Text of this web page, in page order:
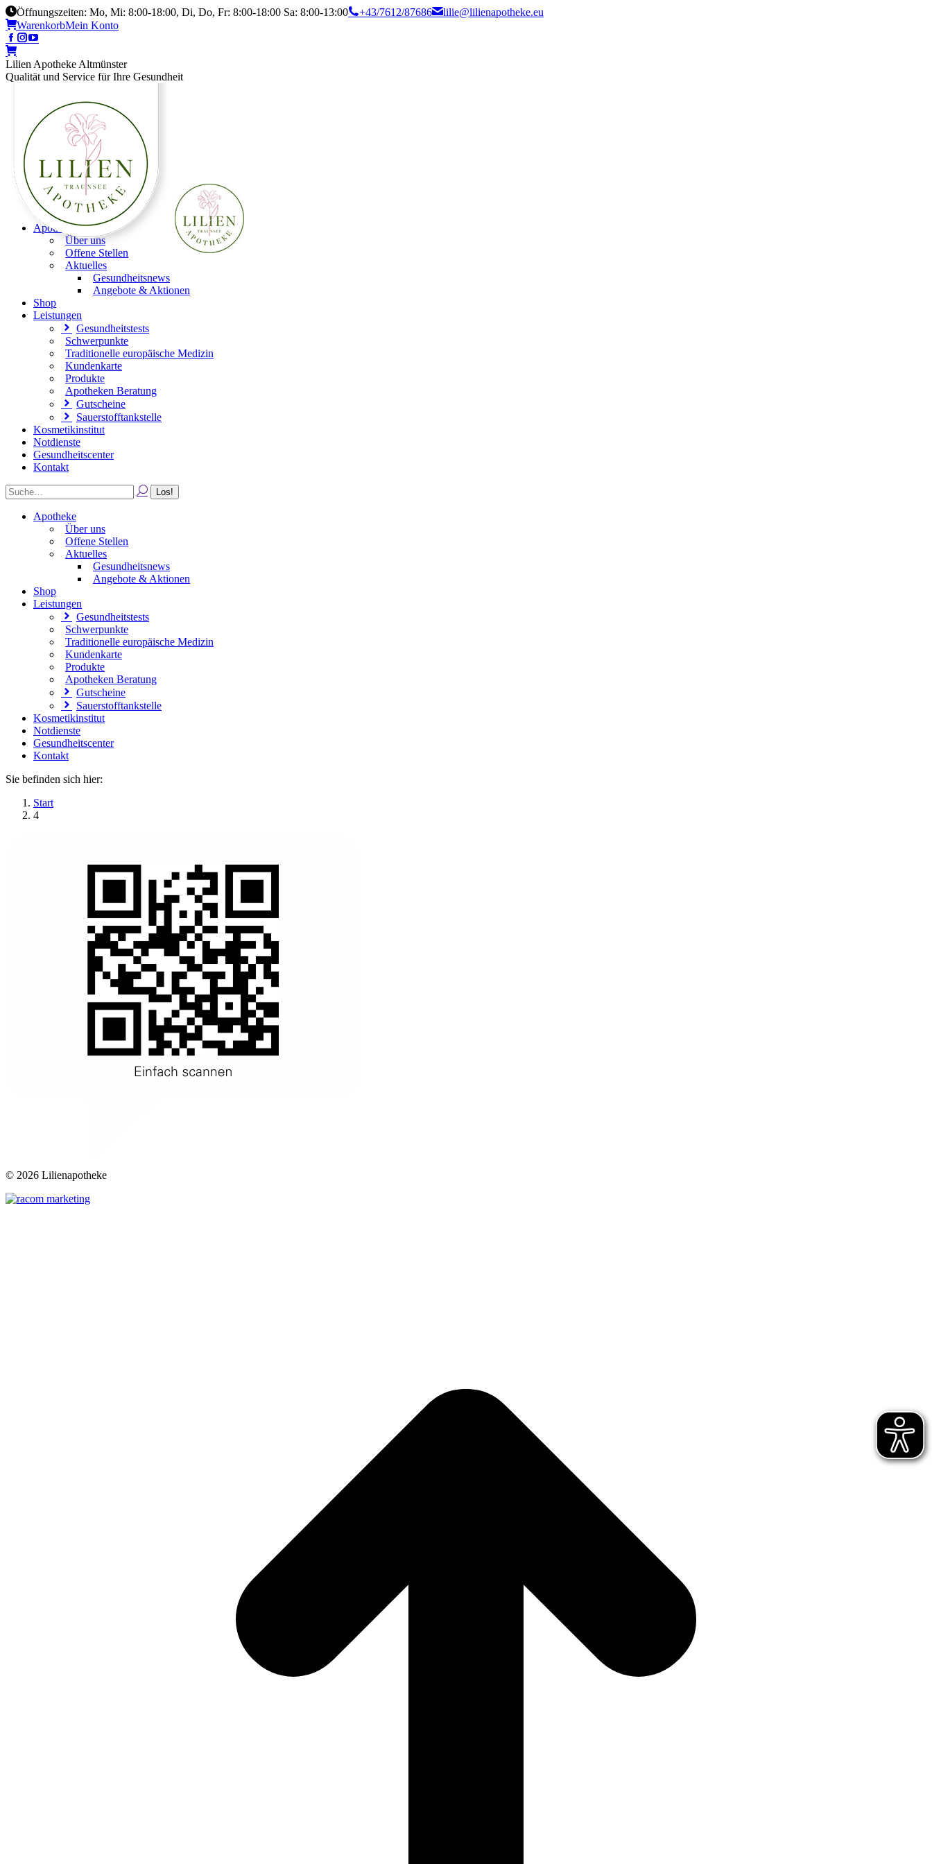
Öffnungszeiten: Mo, Mi: 8:00-18:00, Di, Do, Fr: 8:00-18:00 Sa: 8:00-13:00 +43/7612/87686
lilie@lilienapotheke.eu
WarenkorbMein Konto
Lilien Apotheke Altmünster
Qualität und Service für Ihre Gesundheit
Apotheke
Über uns
Offene Stellen
Aktuelles
Gesundheitsnews
Angebote & Aktionen
Shop
Leistungen
Gesundheitstests
Schwerpunkte
Traditionelle europäische Medizin
Kundenkarte
Produkte
Apotheken Beratung
Gutscheine
Sauerstofftankstelle
Kosmetikinstitut
Notdienste
Gesundheitscenter
Kontakt
Apotheke
Über uns
Offene Stellen
Aktuelles
Gesundheitsnews
Angebote & Aktionen
Shop
Leistungen
Gesundheitstests
Schwerpunkte
Traditionelle europäische Medizin
Kundenkarte
Produkte
Apotheken Beratung
Gutscheine
Sauerstofftankstelle
Kosmetikinstitut
Notdienste
Gesundheitscenter
Kontakt
Sie befinden sich hier:
Start
4
© 2026 Lilienapotheke